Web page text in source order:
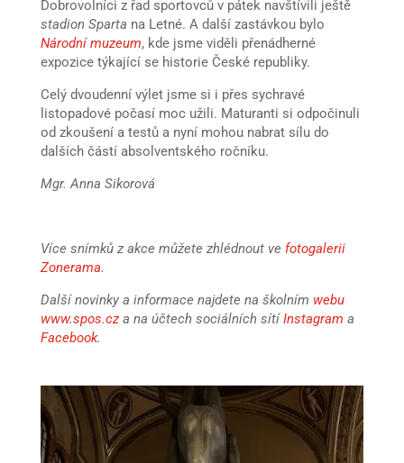
Dobrovolníci z řad sportovců v pátek navštívili ještě
stadion Sparta na Letné. A další zastávkou bylo
Národní muzeum, kde jsme viděli přenádherné
expozice týkající se historie České republiky.
Celý dvoudenní výlet jsme si i přes sychravé
listopadové počasí moc užili. Maturanti si odpočinuli
od zkoušení a testů a nyní mohou nabrat sílu do
dalších částí absolventského ročníku.
Mgr. Anna Sikorová
Více snímků z akce můžete zhlédnout ve fotogalerii
Zonerama.
Další novinky a informace najdete na školním webu
www.spos.cza na účtech sociálních sítíInstagram a
Facebook.